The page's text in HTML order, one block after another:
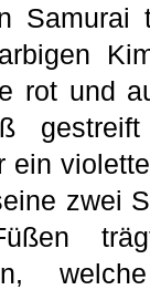
Samurai
rot und
ein
zwei